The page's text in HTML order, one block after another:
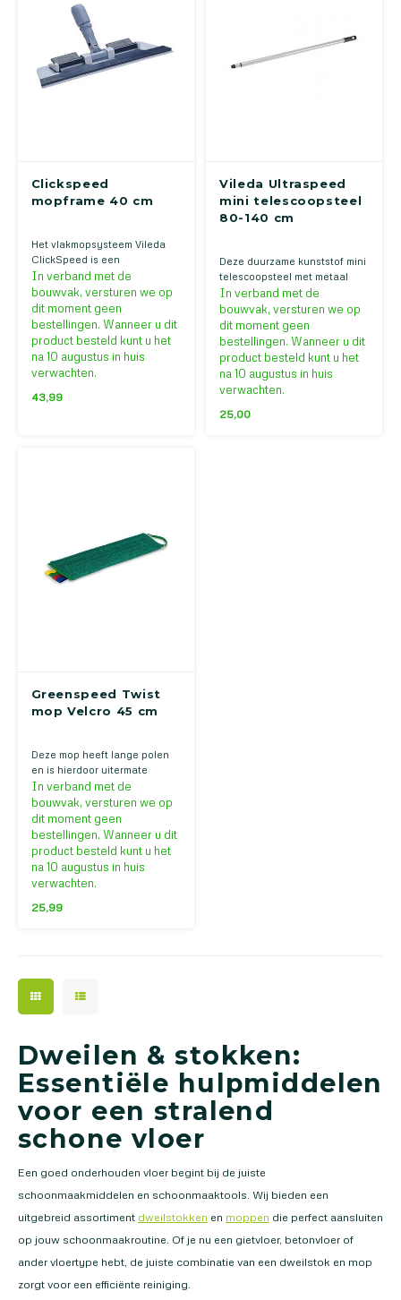
Clickspeed
mopframe 40 cm
Het vlakmopsysteem Vileda
ClickSpeed is een
vlakmopsysteem dat beschikt
over een uniek
klemmechanisme met
sluitmagneten. Hoewel de
vlakmop heel stevig te
bevestigen is, kan dit met de
voeten gebeuren. Dit
breedte van 40 centimeter
In verband met de
bouwvak, versturen we op
dit moment geen
bestellingen. Wanneer u dit
product besteld kunt u het
na 10 augustus in huis
verwachten.
43,99
Vileda Ultraspeed
mini telescoopsteel
80-140 cm
Deze duurzame kunststof mini
telescoopsteel met metaal
finish heeft een prettige grip
en is snel én gemakkelijk op
de juiste hoogte in te stellen
(80-140cm)
In verband met de
bouwvak, versturen we op
dit moment geen
bestellingen. Wanneer u dit
product besteld kunt u het
na 10 augustus in huis
verwachten.
25,00
Greenspeed Twist
mop Velcro 45 cm
Deze mop heeft lange polen
en is hierdoor uitermate
geschikt voor het impregneren
van betonvloeren. De lus aan
de zijkant van de mop zorgt
ervoor dat je de mop niet met
je handen hoeft aan te raken.
In verband met de
bouwvak, versturen we op
dit moment geen
bestellingen. Wanneer u dit
product besteld kunt u het
na 10 augustus in huis
verwachten.
25,99
Dweilen & stokken:
Essentiële hulpmiddelen
voor een stralend
schone vloer
Een goed onderhouden vloer begint bij de juiste
schoonmaakmiddelen en schoonmaaktools. Wij bieden een
uitgebreid assortiment dweilstokken en moppen die perfect aansluiten
op jouw schoonmaakroutine. Of je nu een gietvloer, betonvloer of
ander vloertype hebt, de juiste combinatie van een dweilstok en mop
zorgt voor een efficiënte reiniging.